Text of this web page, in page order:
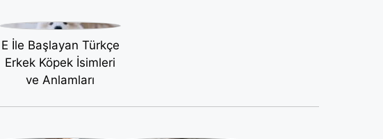
E İle Başlayan Türkçe
Erkek Köpek İsimleri
ve Anlamları